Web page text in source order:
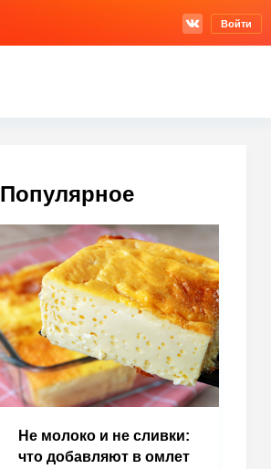
Войти
Популярное
Не молоко и не сливки:
что добавляют в омлет